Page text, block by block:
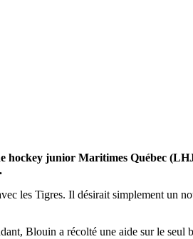
hockey junior Maritimes Québec
les Tigres. Il désirait simplement un
Blouin a récolté une aide sur le